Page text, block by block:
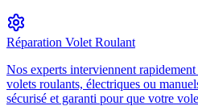
Réparation Volet Roulant
Nos experts interviennent
volets roulants, électriques ou
sécurisé et garanti pour que votre